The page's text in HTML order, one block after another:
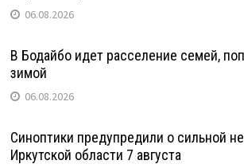
06.08.2026
В Бодайбо идет расселение семей,
зимой
06.08.2026
Синоптики предупредили о сильной
Иркутской области 7 августа